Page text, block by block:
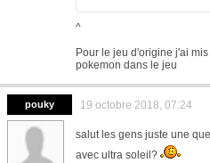
^
Pour le jeu d'origine j'ai
pokemon dans le jeu
pouky 19 octobre 2018, 07:24
salut les gens juste une
avec ultra soleil?